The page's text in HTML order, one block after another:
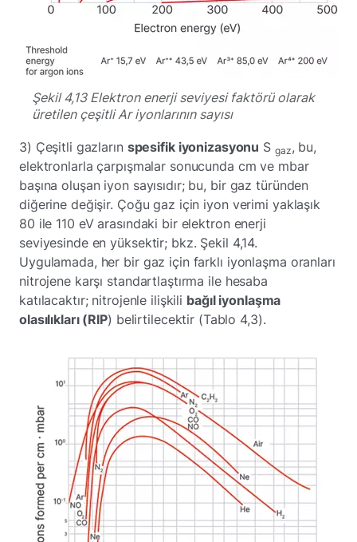
Şekil 4,13 Elektron enerji seviyesi faktörü olarak
üretilen çeşitli Ar iyonlarının sayısı
3) Çeşitli gazların spesifik iyonizasyonu S gaz, bu,
elektronlarla çarpışmalar sonucunda cm ve mbar
başına oluşan iyon sayısıdır; bu, bir gaz türünden
diğerine değişir. Çoğu gaz için iyon verimi yaklaşık
80 ile 110 eV arasındaki bir elektron enerji
seviyesinde en yüksektir; bkz. Şekil 4,14.
Uygulamada, her bir gaz için farklı iyonlaşma oranları
nitrojene karşı standartlaştırma ile hesaba
katılacaktır; nitrojenle ilişkili bağıl iyonlaşma
olasılıkları (RIP) belirtilecektir (Tablo 4,3).